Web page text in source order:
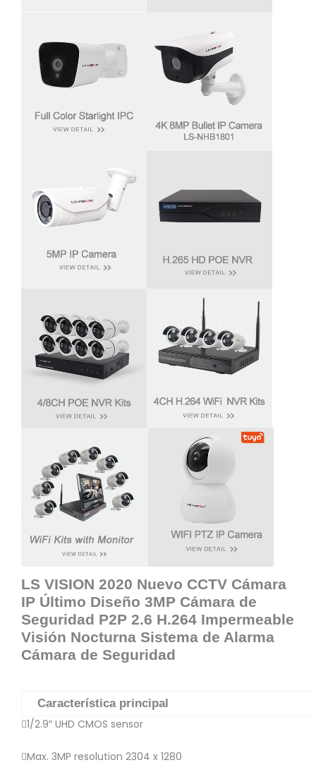
LS VISION 2020 Nuevo CCTV Cámara
IP Último Diseño 3MP Cámara de
Seguridad P2P 2.6 H.264 Impermeable
Visión Nocturna Sistema de Alarma
Cámara de Seguridad
Característica principal
1/2.9″ UHD CMOS sensor
Max. 3MP resolution 2304 x 1280